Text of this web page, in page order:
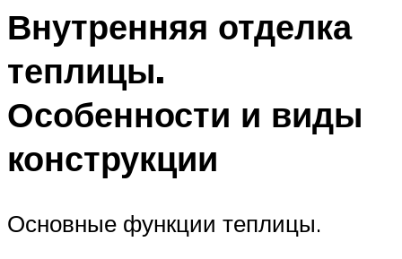
Внутренняя отделка
теплицы.
Особенности и виды
конструкции
Основные функции теплицы.